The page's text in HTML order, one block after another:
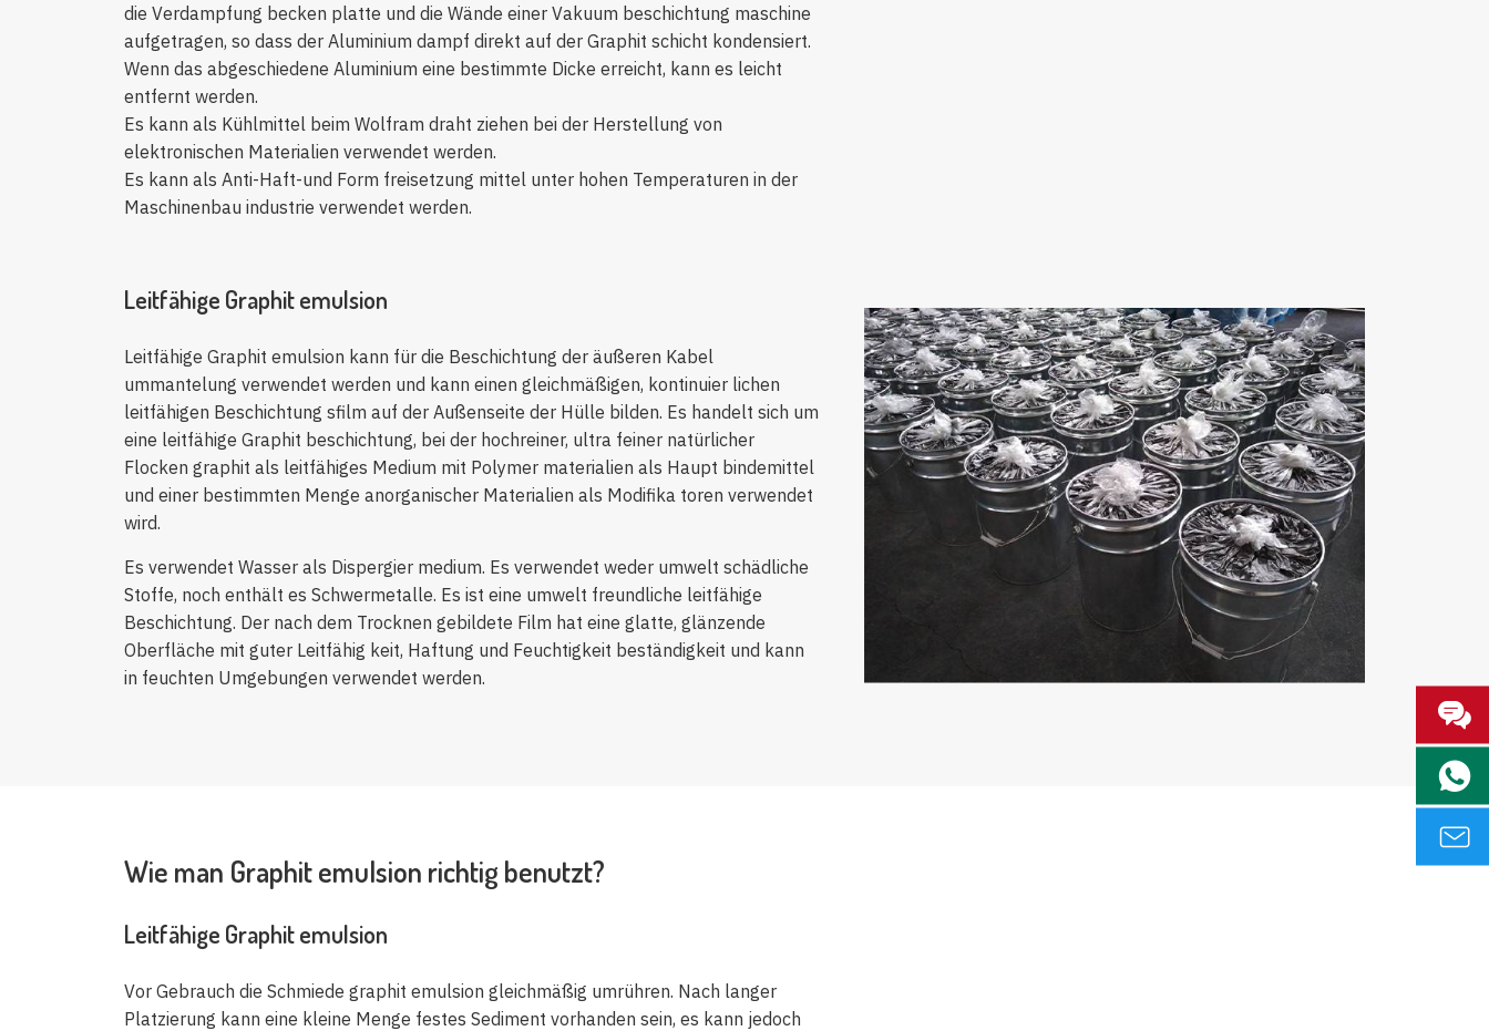
die Verdampfung becken platte und die Wände einer Vakuum beschichtung maschine
aufgetragen, so dass der Aluminium dampf direkt auf der Graphit schicht kondensiert.
Wenn das abgeschiedene Aluminium eine bestimmte Dicke erreicht, kann es leicht
entfernt werden.
Es kann als Kühlmittel beim Wolfram draht ziehen bei der Herstellung von
elektronischen Materialien verwendet werden.
Es kann als Anti-Haft-und Form freisetzung mittel unter hohen Temperaturen in der
Maschinenbau industrie verwendet werden.
Leitfähige Graphit emulsion
Leitfähige Graphit emulsion kann für die Beschichtung der äußeren Kabel
ummantelung verwendet werden und kann einen gleichmäßigen, kontinuier lichen
leitfähigen Beschichtung sfilm auf der Außenseite der Hülle bilden. Es handelt sich um
eine leitfähige Graphit beschichtung, bei der hochreiner, ultra feiner natürlicher
Flocken graphit als leitfähiges Medium mit Polymer materialien als Haupt bindemittel
und einer bestimmten Menge anorganischer Materialien als Modifika toren verwendet
wird.
Es verwendet Wasser als Dispergier medium. Es verwendet weder umwelt schädliche
Stoffe, noch enthält es Schwermetalle. Es ist eine umwelt freundliche leitfähige
Beschichtung. Der nach dem Trocknen gebildete Film hat eine glatte, glänzende
Oberfläche mit guter Leitfähig keit, Haftung und Feuchtigkeit beständigkeit und kann
in feuchten Umgebungen verwendet werden.
Wie man Graphit emulsion richtig benutzt?
Leitfähige Graphit emulsion
Vor Gebrauch die Schmiede graphit emulsion gleichmäßig umrühren. Nach langer
Platzierung kann eine kleine Menge festes Sediment vorhanden sein, es kann jedoch